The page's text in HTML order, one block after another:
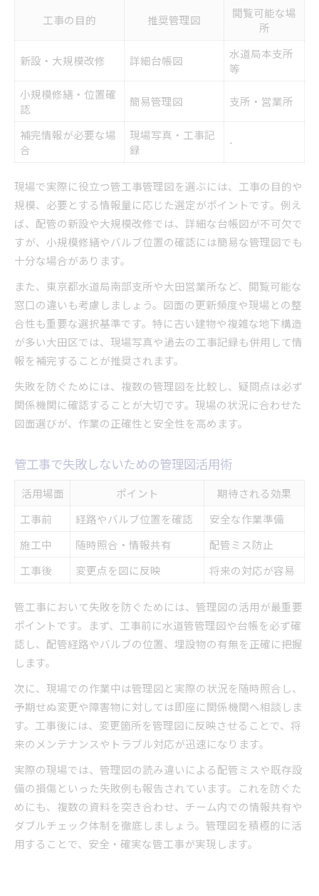
工事の目的 推奨管理図
閲覧可能な場
所
新設・大規模改修 詳細台帳図
水道局本支所
等
小規模修繕・位置確
認
簡易管理図 支所・営業所
補完情報が必要な場
合
現場写真・工事記
録
-
現場で実際に役立つ管工事管理図を選ぶには、工事の目的や
規模、必要とする情報量に応じた選定がポイントです。例え
ば、配管の新設や大規模改修では、詳細な台帳図が不可欠で
すが、小規模修繕やバルブ位置の確認には簡易な管理図でも
十分な場合があります。
また、東京都水道局南部支所や大田営業所など、閲覧可能な
窓口の違いも考慮しましょう。図面の更新頻度や現場との整
合性も重要な選択基準です。特に古い建物や複雑な地下構造
が多い大田区では、現場写真や過去の工事記録も併用して情
報を補完することが推奨されます。
失敗を防ぐためには、複数の管理図を比較し、疑問点は必ず
関係機関に確認することが大切です。現場の状況に合わせた
図面選びが、作業の正確性と安全性を高めます。
管工事で失敗しないための管理図活用術
活用場面 ポイント
期待される効果
工事前
経路やバルブ位置を確認
安全な作業準備
施工中
随時照合・情報共有
配管ミス防止
工事後
変更点を図に反映 将来の対応が容易
管工事において失敗を防ぐためには、管理図の活用が最重要
ポイントです。まず、工事前に水道管管理図や台帳を必ず確
認し、配管経路やバルブの位置、埋設物の有無を正確に把握
します。
次に、現場での作業中は管理図と実際の状況を随時照合し、
予期せぬ変更や障害物に対しては即座に関係機関へ相談しま
す。工事後には、変更箇所を管理図に反映させることで、将
来のメンテナンスやトラブル対応が迅速になります。
実際の現場では、管理図の読み違いによる配管ミスや既存設
備の損傷といった失敗例も報告されています。これを防ぐた
めにも、複数の資料を突き合わせ、チーム内での情報共有や
ダブルチェック体制を徹底しましょう。管理図を積極的に活
用することで、安全・確実な管工事が実現します。